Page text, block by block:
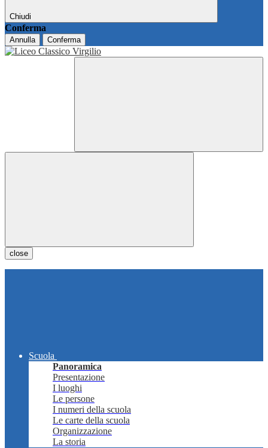
Chiudi
Conferma
Annulla Conferma
close
Scuola
Panoramica
Presentazione
I luoghi
Le persone
I numeri della scuola
Le carte della scuola
Organizzazione
La storia